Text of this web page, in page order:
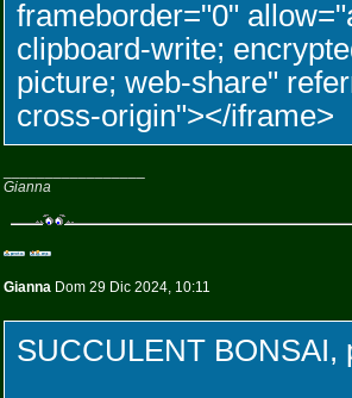
frameborder="0"
clipboard-write;
picture; web-share"
cross-origin"></iframe>
Gianna
Gianna Dom 29 Dic 2024, 10:11
SUCCULENT BONSAI,